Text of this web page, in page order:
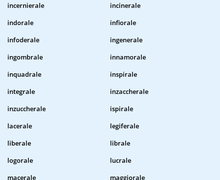
incernierale
incinerale
indorale
infiorale
infoderale
ingenerale
ingombrale
innamorale
inquadrale
inspirale
integrale
inzaccherale
inzuccherale
ispirale
lacerale
legiferale
liberale
librale
logorale
lucrale
macerale
maggiorale